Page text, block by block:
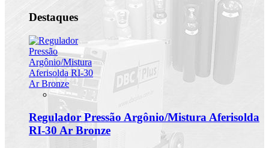
Destaques
Regulador Pressão Argônio/Mistura Aferisolda
RI-30 Ar Bronze